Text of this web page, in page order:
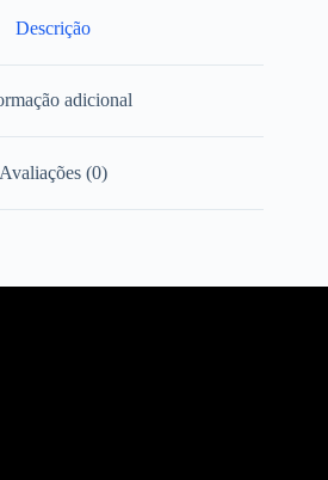
Descrição
adicional
Avaliações (0)